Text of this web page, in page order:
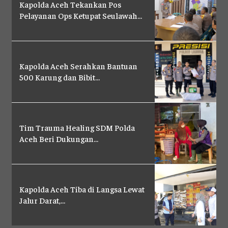
PENSAT
LAYANAN MASYARAKAT
PENSAT
POLRI TV
PENSAT
LAYANAN MASYARAKAT
PENSAT
POLRI TV
PENSAT
SATKER
POLRES
KONTAK
PPID
SATKER
PENSAT
SATKER
POLRES
KONTAK
PPID
SATKER
Kapolda Aceh Tekankan Pos
Pelayanan Ops Ketupat Seulawah...
Kapolda Aceh Serahkan Bantuan
500 Karung dan Bibit...
Tim Trauma Healing SDM Polda
Aceh Beri Dukungan...
Kapolda Aceh Tiba di Langsa Lewat
Jalur Darat,...